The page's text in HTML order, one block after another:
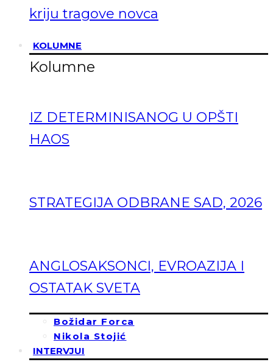
kriju tragove novca
KOLUMNE
Kolumne
IZ DETERMINISANOG U OPŠTI
HAOS
STRATEGIJA ODBRANE SAD, 2026
ANGLOSAKSONCI, EVROAZIJA I
OSTATAK SVETA
Božidar Forca
Nikola Stojić
INTERVJUI